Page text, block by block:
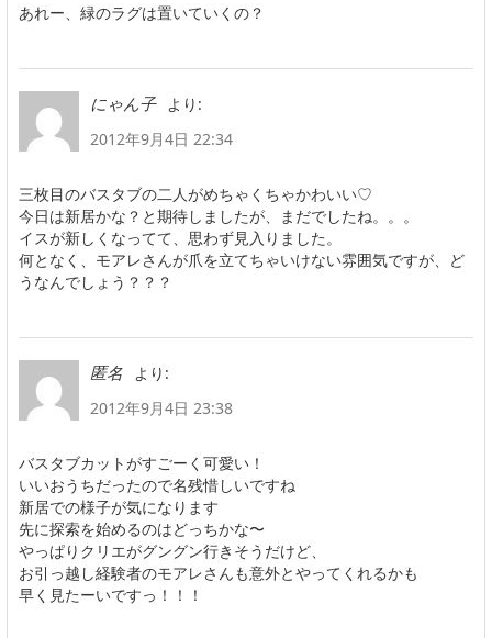
あれー、緑のラグは置いていくの？
にゃん子
より:
2012年9月4日 22:34
三枚目のバスタブの二人がめちゃくちゃかわいい♡
今日は新居かな？と期待しましたが、まだでしたね。。。
イスが新しくなってて、思わず見入りました。
何となく、モアレさんが爪を立てちゃいけない雰囲気ですが、ど
うなんでしょう？？？
匿名
より:
2012年9月4日 23:38
バスタブカットがすごーく可愛い！
いいおうちだったので名残惜しいですね
新居での様子が気になります
先に探索を始めるのはどっちかな〜
やっぱりクリエがグングン行きそうだけど、
お引っ越し経験者のモアレさんも意外とやってくれるかも
早く見たーいですっ！！！